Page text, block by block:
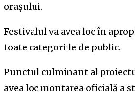
orașului.
Festivalul va avea loc în
toate categoriile de public.
Punctul culminant al
avea loc montarea oficială a